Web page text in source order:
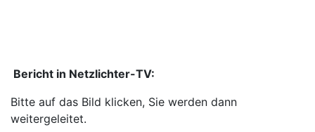
Bericht in Netzlichter-TV:
Bitte auf das Bild klicken, Sie werden dann
weitergeleitet.